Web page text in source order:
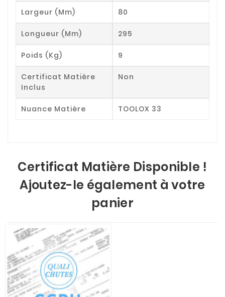
Largeur (mm) 80
Longueur (mm) 295
Poids (kg) 9
Certificat Matière
Inclus
Non
Nuance Matière TOOLOX 33
Certificat Matière Disponible !
Ajoutez-le également à votre
panier